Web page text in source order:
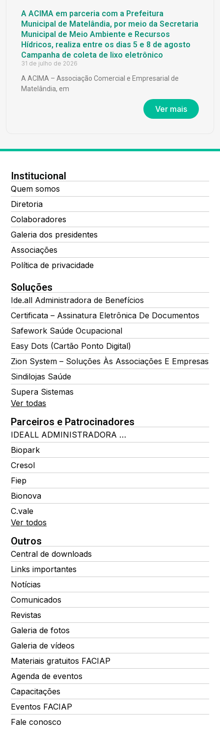
A ACIMA em parceria com a Prefeitura
Municipal de Matelândia, por meio da Secretaria
Municipal de Meio Ambiente e Recursos
Hídricos, realiza entre os dias 5 e 8 de agosto
Campanha de coleta de lixo eletrônico
31 de julho de 2026
A ACIMA – Associação Comercial e Empresarial de
Matelândia, em
Ver mais
Institucional
Quem somos
Diretoria
Colaboradores
Galeria dos presidentes
Associações
Política de privacidade
Soluções
Ide.all Administradora de Benefícios
Certificata – Assinatura Eletrônica De Documentos
Safework Saúde Ocupacional
Easy Dots (Cartão Ponto Digital)
Zion System – Soluções Às Associações E Empresas
Sindilojas Saúde
Supera Sistemas
Ver todas
Parceiros e Patrocinadores
IDEALL ADMINISTRADORA DE BENEFÍCIOS
Biopark
Cresol
Fiep
Bionova
C.vale
Ver todos
Outros
Central de downloads
Links importantes
Notícias
Comunicados
Revistas
Galeria de fotos
Galeria de vídeos
Materiais gratuitos FACIAP
Agenda de eventos
Capacitações
Eventos FACIAP
Fale conosco